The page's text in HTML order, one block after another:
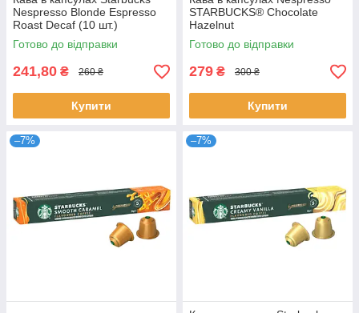
Nespresso Blonde Espresso
Roast Decaf (10 шт.)
Готово до відправки
241,80 ₴ 260 ₴
Купити
STARBUCKS® Chocolate
Hazelnut
Готово до відправки
279 ₴ 300 ₴
Купити
–7% –7%